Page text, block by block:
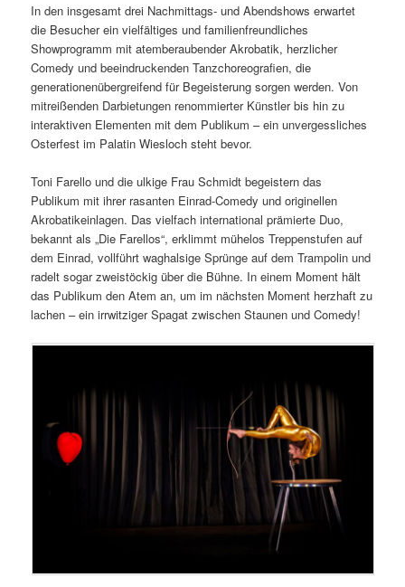
In den insgesamt drei Nachmittags- und Abendshows erwartet
die Besucher ein vielfältiges und familienfreundliches
Showprogramm mit atemberaubender Akrobatik, herzlicher
Comedy und beeindruckenden Tanzchoreografien, die
generationenübergreifend für Begeisterung sorgen werden. Von
mitreißenden Darbietungen renommierter Künstler bis hin zu
interaktiven Elementen mit dem Publikum – ein unvergessliches
Osterfest im Palatin Wiesloch steht bevor.
Toni Farello und die ulkige Frau Schmidt begeistern das
Publikum mit ihrer rasanten Einrad-Comedy und originellen
Akrobatikeinlagen. Das vielfach international prämierte Duo,
bekannt als „Die Farellos“, erklimmt mühelos Treppenstufen auf
dem Einrad, vollführt waghalsige Sprünge auf dem Trampolin und
radelt sogar zweistöckig über die Bühne. In einem Moment hält
das Publikum den Atem an, um im nächsten Moment herzhaft zu
lachen – ein irrwitziger Spagat zwischen Staunen und Comedy!